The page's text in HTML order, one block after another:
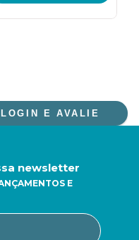
E AVALIE
newsletter
E